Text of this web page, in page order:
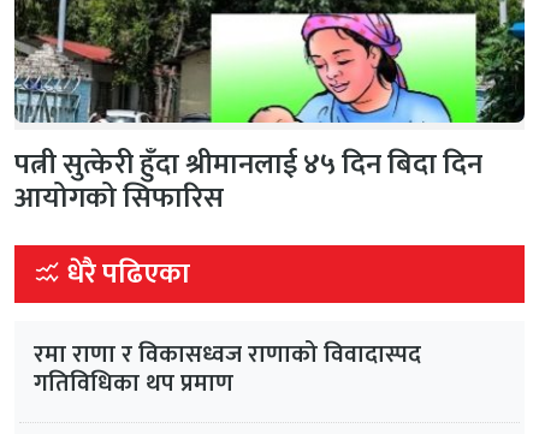
पत्नी सुत्केरी हुँदा श्रीमानलाई ४५ दिन बिदा दिन
आयोगको सिफारिस
धेरै पढिएका
रमा राणा र विकासध्वज राणाको विवादास्पद
गतिविधिका थप प्रमाण